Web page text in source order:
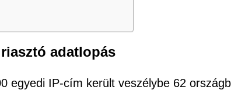
adatlopás
egyedi IP-cím került veszélybe 62